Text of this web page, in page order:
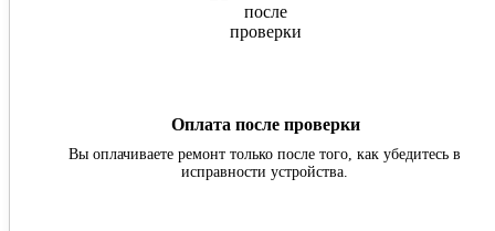
Оплата после проверки
Вы оплачиваете ремонт только после того, как убедитесь в
исправности устройства.